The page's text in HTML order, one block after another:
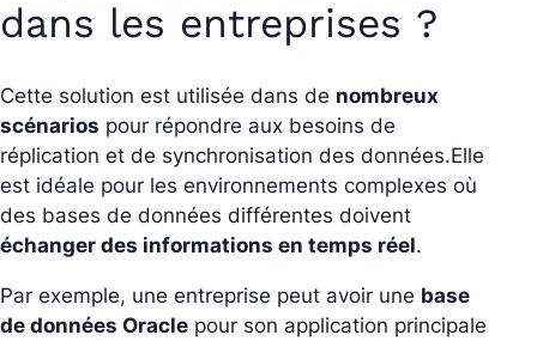
dans les entreprises ?
Cette solution est utilisée dans de nombreux
scénarios pour répondre aux besoins de
réplication et de synchronisation des données.Elle
est idéale pour les environnements complexes où
des bases de données différentes doivent
échanger des informations en temps réel.
Par exemple, une entreprise peut avoir une base
de données Oracle pour son application principale